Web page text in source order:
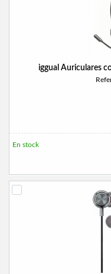
iggual Auriculares
En stock